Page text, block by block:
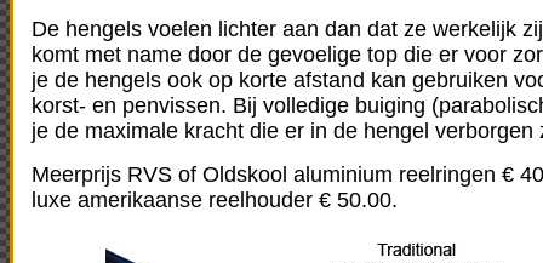
De hengels voelen lichter aan dan dat ze werkelijk
komt met name door de gevoelige top die er voor
je de hengels ook op korte afstand kan gebruiken
korst- en penvissen. Bij volledige buiging
je de maximale kracht die er in de hengel verborgen
Meerprijs RVS of Oldskool aluminium reelringen €
luxe amerikaanse reelhouder € 50.00.